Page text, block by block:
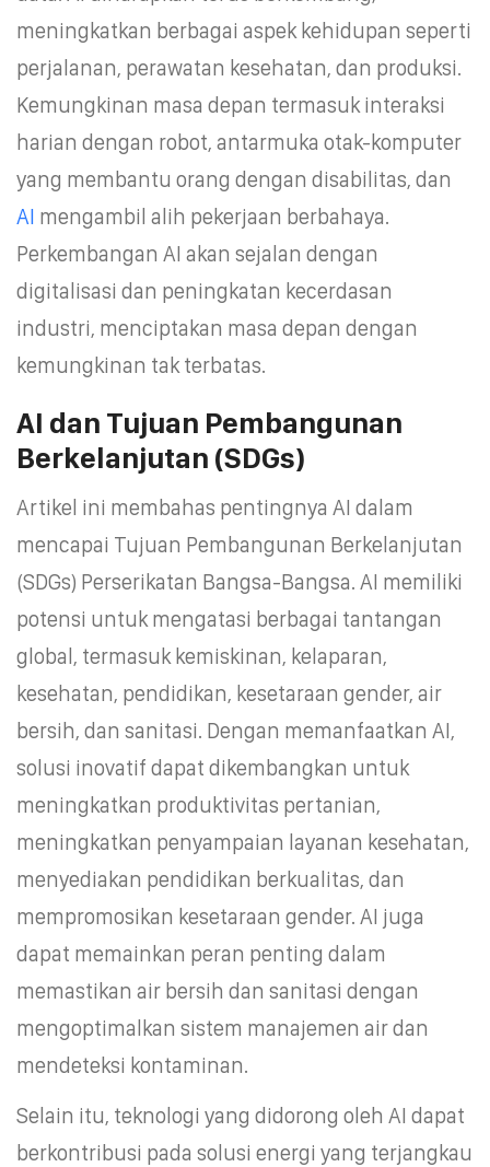
meningkatkan berbagai aspek kehidupan seperti
perjalanan, perawatan kesehatan, dan produksi.
Kemungkinan masa depan termasuk interaksi
harian dengan robot, antarmuka otak-komputer
yang membantu orang dengan disabilitas, dan
AI mengambil alih pekerjaan berbahaya.
Perkembangan AI akan sejalan dengan
digitalisasi dan peningkatan kecerdasan
industri, menciptakan masa depan dengan
kemungkinan tak terbatas.
AI dan Tujuan Pembangunan
Berkelanjutan (SDGs)
Artikel ini membahas pentingnya AI dalam
mencapai Tujuan Pembangunan Berkelanjutan
(SDGs) Perserikatan Bangsa-Bangsa. AI memiliki
potensi untuk mengatasi berbagai tantangan
global, termasuk kemiskinan, kelaparan,
kesehatan, pendidikan, kesetaraan gender, air
bersih, dan sanitasi. Dengan memanfaatkan AI,
solusi inovatif dapat dikembangkan untuk
meningkatkan produktivitas pertanian,
meningkatkan penyampaian layanan kesehatan,
menyediakan pendidikan berkualitas, dan
mempromosikan kesetaraan gender. AI juga
dapat memainkan peran penting dalam
memastikan air bersih dan sanitasi dengan
mengoptimalkan sistem manajemen air dan
mendeteksi kontaminan.
Selain itu, teknologi yang didorong oleh AI dapat
berkontribusi pada solusi energi yang terjangkau